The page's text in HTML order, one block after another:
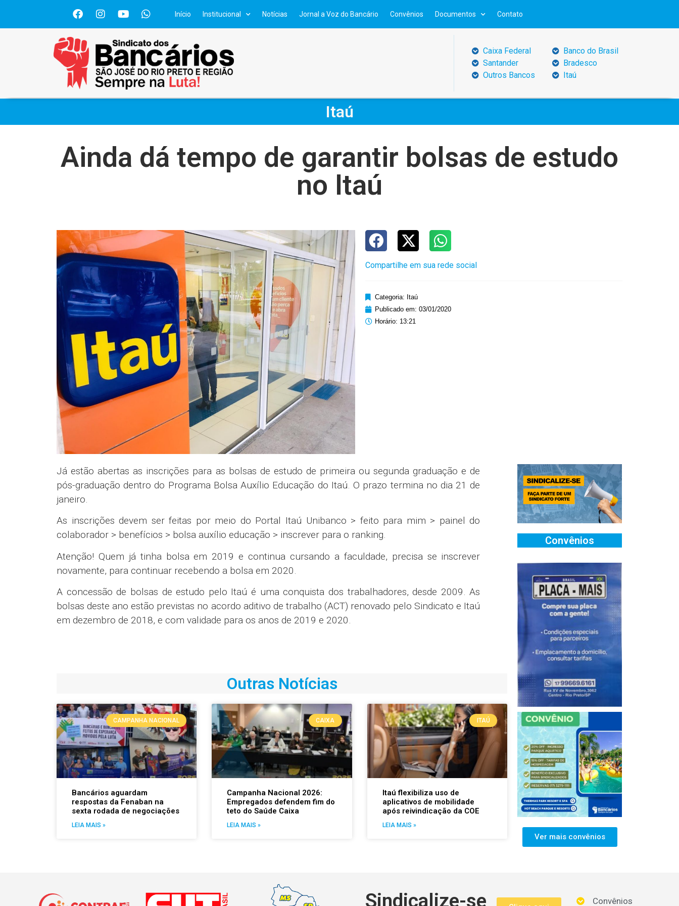
Início Institucional Notícias Jornal a Voz do Bancário Convênios Documentos Contato
Caixa Federal
Santander
Outros Bancos
Banco do Brasil
Bradesco
Itaú
Itaú
Ainda dá tempo de garantir bolsas de estudo
no Itaú
Compartilhe em sua rede social
Categoria: Itaú
Publicado em: 03/01/2020
Horário: 13:21
Já estão abertas as inscrições para as bolsas de estudo de primeira ou segunda graduação e de
pós-graduação dentro do Programa Bolsa Auxílio Educação do Itaú. O prazo termina no dia 21 de
janeiro.
As inscrições devem ser feitas por meio do Portal Itaú Unibanco > feito para mim > painel do
colaborador > benefícios > bolsa auxílio educação > inscrever para o ranking.
Atenção! Quem já tinha bolsa em 2019 e continua cursando a faculdade, precisa se inscrever
novamente, para continuar recebendo a bolsa em 2020.
A concessão de bolsas de estudo pelo Itaú é uma conquista dos trabalhadores, desde 2009. As
bolsas deste ano estão previstas no acordo aditivo de trabalho (ACT) renovado pelo Sindicato e Itaú
em dezembro de 2018, e com validade para os anos de 2019 e 2020.
Outras Notícias
CAMPANHA NACIONAL
Bancários aguardam
respostas da Fenaban na
sexta rodada de negociações
LEIA MAIS »
CAIXA
Campanha Nacional 2026:
Empregados defendem fim do
teto do Saúde Caixa
LEIA MAIS »
ITAÚ
Itaú flexibiliza uso de
aplicativos de mobilidade
após reivindicação da COE
LEIA MAIS »
Convênios
Ver mais convênios
Sindicalize-se Convênios